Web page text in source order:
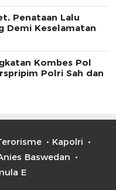
Penataan Lalu
Demi Keselamatan
Kombes Pol
Polri Sah dan
Kapolri
Baswedan
E